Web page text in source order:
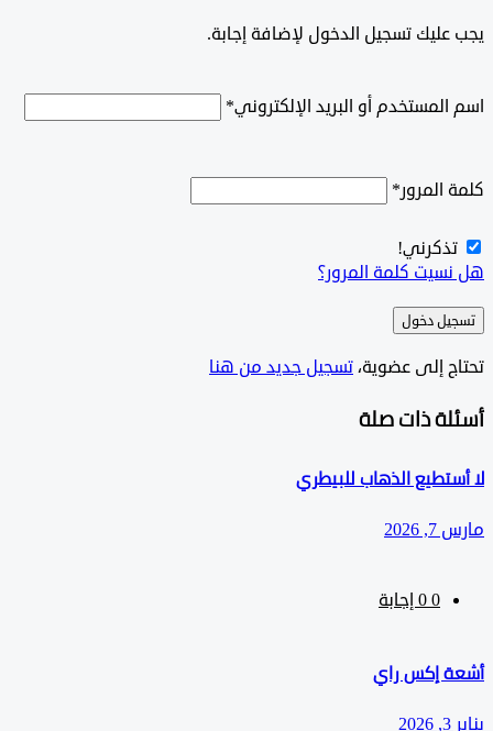
تسجيل الدخول لإضافة إجابة.
أو البريد الإلكتروني*
*
كلمة المرور؟
دخول
إلى عضوية،‫تسجيل جديد من هنا
ذات صلة
الذهاب للبيطري
إكس راي